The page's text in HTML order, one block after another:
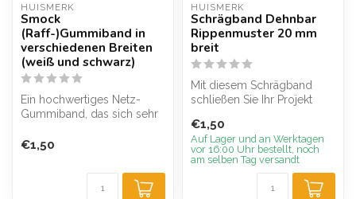
HUISMERK
Smock
(Raff-)Gummiband in
verschiedenen Breiten
(weiß und schwarz)
Ein hochwertiges Netz-
Gummiband, das sich sehr
eignet. Sie ...
€1,50
HUISMERK
Schrägband Dehnbar
Rippenmuster 20 mm
breit
Mit diesem Schrägband
schließen Sie Ihr Projekt
zickzacken o...
€1,50
Auf Lager und an Werktagen
vor 16:00 Uhr bestellt, noch
am selben Tag versandt